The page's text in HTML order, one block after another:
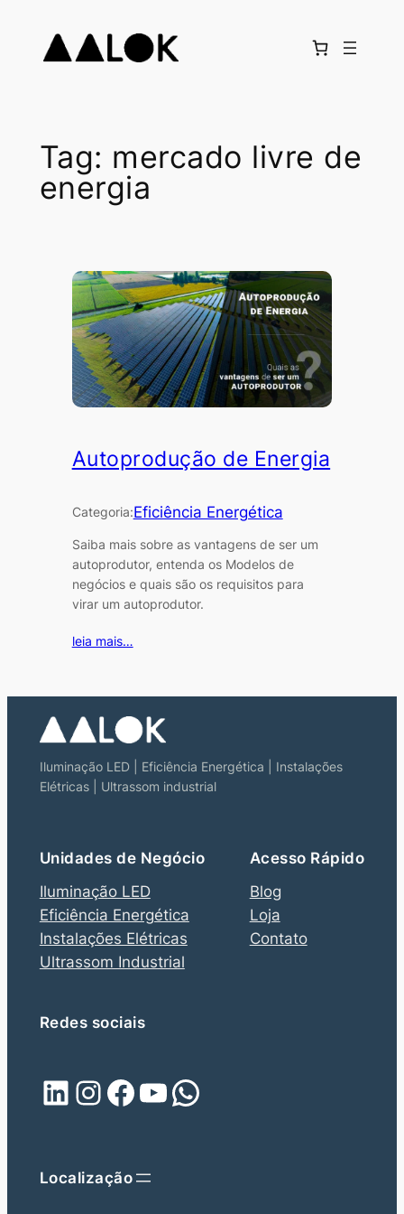
Tag: mercado livre de
energia
Autoprodução de Energia
Categoria:Eficiência Energética
Saiba mais sobre as vantagens de ser um
autoprodutor, entenda os Modelos de
negócios e quais são os requisitos para
virar um autoprodutor.
leia mais…
Iluminação LED | Eficiência Energética | Instalações
Elétricas | Ultrassom industrial
Unidades de Negócio
Iluminação LED
Eficiência Energética
Instalações Elétricas
Ultrassom Industrial
Acesso Rápido
Blog
Loja
Contato
Redes sociais
LinkedIn Instagram Facebook Youtube WhatsApp
Localização